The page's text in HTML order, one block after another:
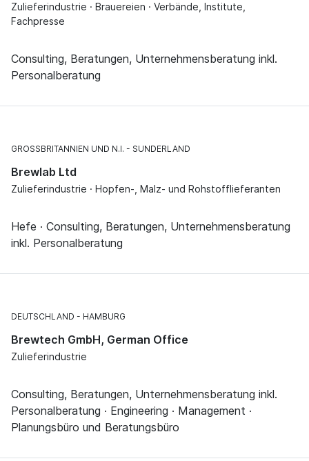
Zulieferindustrie · Brauereien · Verbände, Institute,
Fachpresse
Consulting, Beratungen, Unternehmensberatung inkl.
Personalberatung
GROSSBRITANNIEN UND N.I. SUNDERLAND
Brewlab Ltd
Zulieferindustrie · Hopfen-, Malz- und Rohstofflieferanten
Hefe · Consulting, Beratungen, Unternehmensberatung
inkl. Personalberatung
DEUTSCHLAND HAMBURG
Brewtech GmbH, German Office
Zulieferindustrie
Consulting, Beratungen, Unternehmensberatung inkl.
Personalberatung · Engineering · Management ·
Planungsbüro und Beratungsbüro